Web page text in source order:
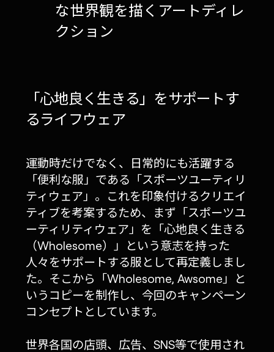
な世界観を描くアートディレ
クション
「心地良く生きる」をサポートす
るライフウェア
運動時だけでなく、日常的にも活躍する
「便利な服」である「スポーツユーティリ
ティウェア」。これを印象付けるクリエイ
ティブを考案するため、まず「スポーツユ
ーティリティウェア」を「心地良く生きる
（Wholesome）」という意志を持った
人々をサポートする服として再定義しまし
た。そこから「Wholesome, Awsome」と
いうコピーを制作し、今回のキャンペーン
コンセプトとしています。
世界各国の店頭、広告、SNS等で使用され